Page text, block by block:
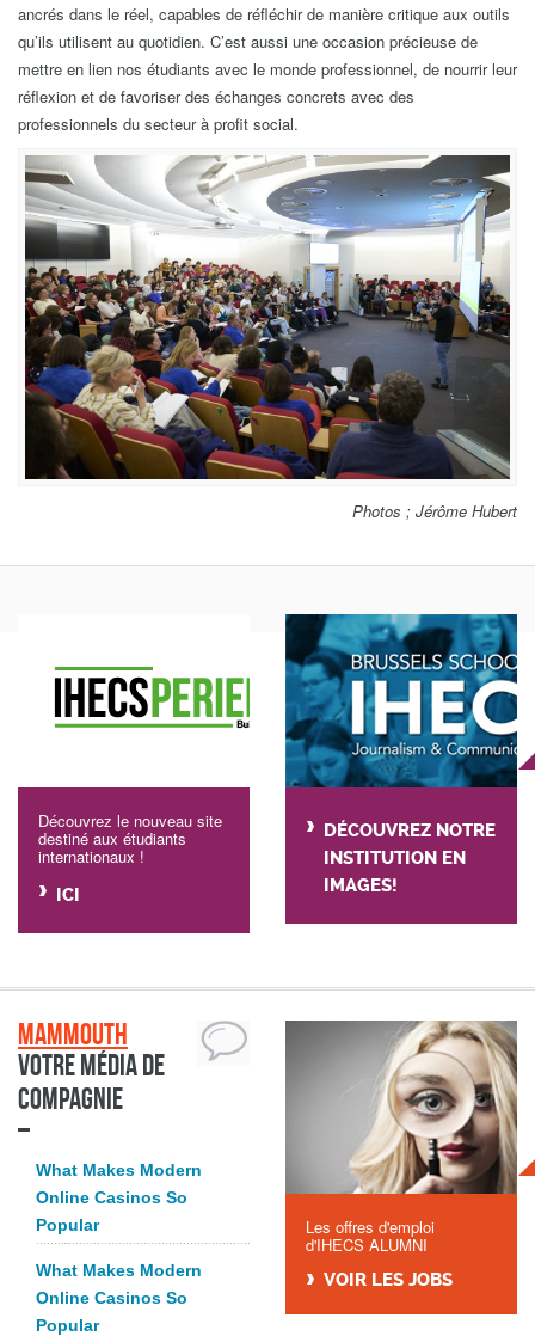
ancrés dans le réel, capables de réfléchir de manière critique aux outils
qu’ils utilisent au quotidien. C’est aussi une occasion précieuse de
mettre en lien nos étudiants avec le monde professionnel, de nourrir leur
réflexion et de favoriser des échanges concrets avec des
professionnels du secteur à profit social.
Photos ; Jérôme Hubert
Découvrez le nouveau site
destiné aux étudiants
internationaux !
ICI
DÉCOUVREZ NOTRE
INSTITUTION EN
IMAGES!
Mammouth
Votre média de
compagnie
What Makes Modern
Online Casinos So
Popular
What Makes Modern
Online Casinos So
Popular
Les offres d'emploi
d'IHECS ALUMNI
VOIR LES JOBS